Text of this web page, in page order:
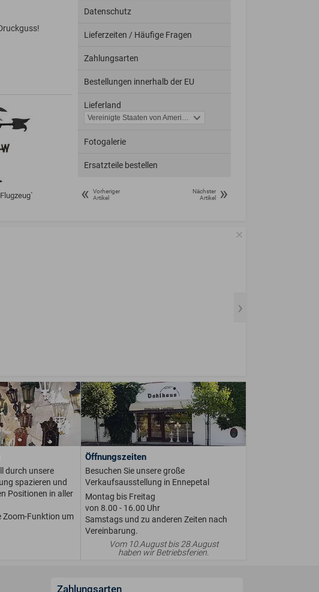
Datenschutz
Lieferzeiten / Häufige Fragen
Zahlungsarten
Bestellungen innerhalb der EU
Lieferland
Fotogalerie
Ersatzteile bestellen
«
Vorheriger
Artikel
Nächster
Artikel
»
durch unsere
spazieren und
Positionen in aller
Zoom-Funktion um
Öffnungszeiten
Besuchen Sie unsere große
Verkaufsausstellung in Ennepetal
Montag bis Freitag
von 8.00 - 16.00 Uhr
Samstags und zu anderen Zeiten nach
Vereinbarung.
Vom 10.August bis 28.August
haben wir Betriebsferien.
Zahlungsarten